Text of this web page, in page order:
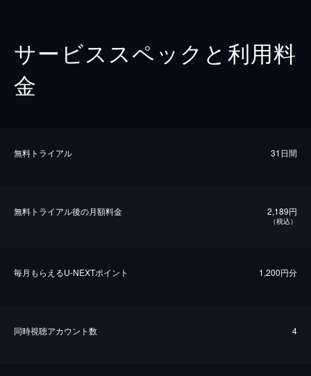
サービススペックと利用料
金
無料トライアル 31日間
無料トライアル後の⽉額料金 2,189円
（税込）
毎⽉もらえるU-NEXTポイント 1,200円分
同時視聴アカウント数 4